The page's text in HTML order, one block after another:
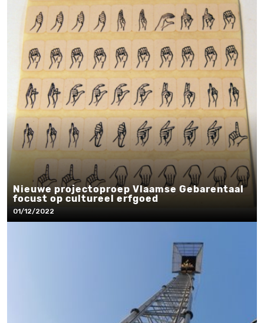
Nieuwe projectoproep Vlaamse Gebarentaal
focust op cultureel erfgoed
01/12/2022